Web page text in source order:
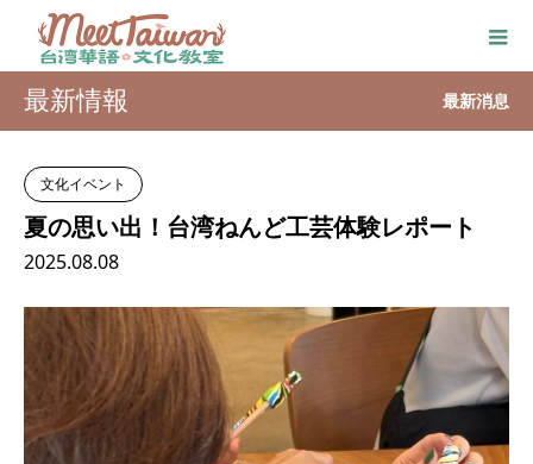
最新情報 最新消息
文化イベント
夏の思い出！台湾ねんど工芸体験レポート
2025.08.08